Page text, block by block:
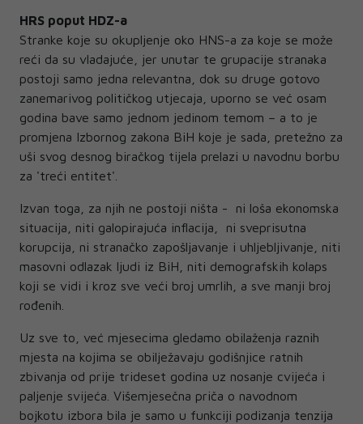
HRS poput HDZ-a
Stranke koje su okupljenje oko HNS-a za koje se može
reći da su vladajuće, jer unutar te grupacije stranaka
postoji samo jedna relevantna, dok su druge gotovo
zanemarivog političkog utjecaja, uporno se već osam
godina bave samo jednom jedinom temom – a to je
promjena Izbornog zakona BiH koje je sada, pretežno za
uši svog desnog biračkog tijela prelazi u navodnu borbu
za 'treći entitet'.
Izvan toga, za njih ne postoji ništa - ni loša ekonomska
situacija, niti galopirajuća inflacija, ni sveprisutna
korupcija, ni stranačko zapošljavanje i uhljebljivanje, niti
masovni odlazak ljudi iz BiH, niti demografskih kolaps
koji se vidi i kroz sve veći broj umrlih, a sve manji broj
rođenih.
Uz sve to, već mjesecima gledamo obilaženja raznih
mjesta na kojima se obilježavaju godišnjice ratnih
zbivanja od prije trideset godina uz nosanje cvijeća i
paljenje svijeća. Višemjesečna priča o navodnom
bojkotu izbora bila je samo u funkciji podizanja tenzija